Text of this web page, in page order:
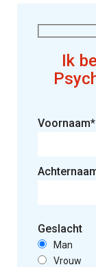
Ik
Voornaam*
Geslacht
Man
Vrouw